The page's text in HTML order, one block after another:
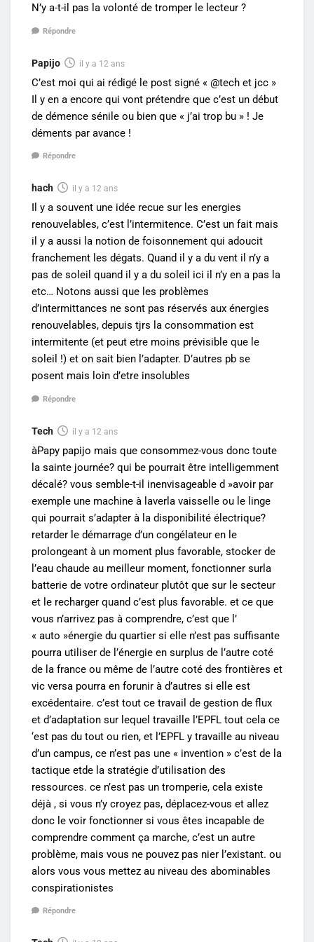
N’y a-t-il pas la volonté de tromper le lecteur ?
Répondre
Papijo il y a 12 ans
C’est moi qui ai rédigé le post signé « @tech et jcc »
Il y en a encore qui vont prétendre que c’est un début
de démence sénile ou bien que « j’ai trop bu » ! Je
déments par avance !
Répondre
hach il y a 12 ans
Il y a souvent une idée recue sur les energies
renouvelables, c’est l’intermitence. C’est un fait mais
il y a aussi la notion de foisonnement qui adoucit
franchement les dégats. Quand il y a du vent il n’y a
pas de soleil quand il y a du soleil ici il n’y en a pas la
etc… Notons aussi que les problèmes
d’intermittances ne sont pas réservés aux énergies
renouvelables, depuis tjrs la consommation est
intermitente (et peut etre moins prévisible que le
soleil !) et on sait bien l’adapter. D’autres pb se
posent mais loin d’etre insolubles
Répondre
Tech il y a 12 ans
àPapy papijo mais que consommez-vous donc toute
la sainte journée? qui be pourrait être intelligemment
décalé? vous semble-t-il inenvisageable d »avoir par
exemple une machine à laverla vaisselle ou le linge
qui pourrait s’adapter à la disponibilité électrique?
retarder le démarrage d’un congélateur en le
prolongeant à un moment plus favorable, stocker de
l’eau chaude au meilleur moment, fonctionner surla
batterie de votre ordinateur plutôt que sur le secteur
et le recharger quand c’est plus favorable. et ce que
vous n’arrivez pas à comprendre, c’est que l’
« auto »énergie du quartier si elle n’est pas suffisante
pourra utiliser de l’énergie en surplus de l’autre coté
de la france ou même de l’autre coté des frontières et
vic versa pourra en forunir à d’autres si elle est
excédentaire. c’est tout ce travail de gestion de flux
et d’adaptation sur lequel travaille l’EPFL tout cela ce
‘est pas du tout ou rien, et l’EPFL y travaille au niveau
d’un campus, ce n’est pas une « invention » c’est de la
tactique etde la stratégie d’utilisation des
ressources. ce n’est pas un tromperie, cela existe
déjà , si vous n’y croyez pas, déplacez-vous et allez
donc le voir fonctionner si vous êtes incapable de
comprendre comment ça marche, c’est un autre
problème, mais vous ne pouvez pas nier l’existant. ou
alors vous vous mettez au niveau des abominables
conspirationistes
Répondre